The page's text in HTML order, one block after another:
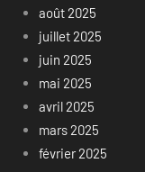
août 2025
juillet 2025
juin 2025
mai 2025
avril 2025
mars 2025
février 2025